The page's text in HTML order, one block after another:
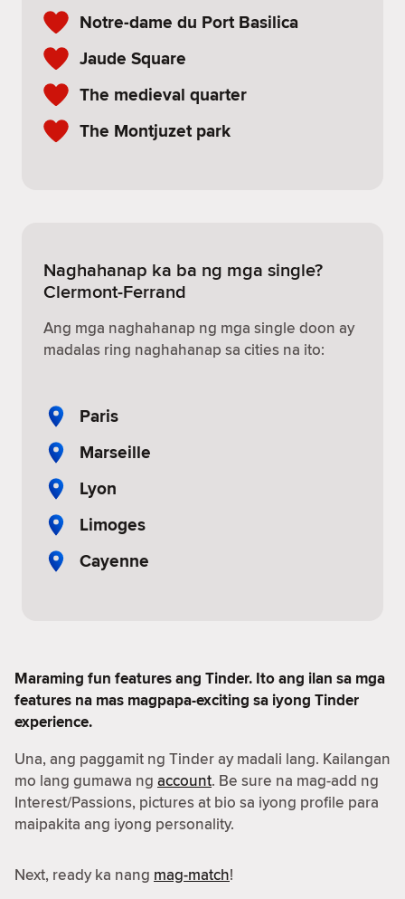
Notre-dame du Port Basilica
Jaude Square
The medieval quarter
The Montjuzet park
Naghahanap ka ba ng mga single?
Clermont-Ferrand
Ang mga naghahanap ng mga single doon ay
madalas ring naghahanap sa cities na ito:
Paris
Marseille
Lyon
Limoges
Cayenne
Maraming fun features ang Tinder. Ito ang ilan sa mga
features na mas magpapa-exciting sa iyong Tinder
experience.
Una, ang paggamit ng Tinder ay madali lang. Kailangan
mo lang gumawa ng account. Be sure na mag-add ng
Interest/Passions, pictures at bio sa iyong profile para
maipakita ang iyong personality.
Next, ready ka nang mag-match!